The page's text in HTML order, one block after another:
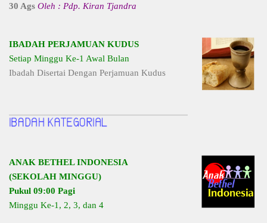
30 Ags Oleh : Pdp. Kiran Tjandra
IBADAH PERJAMUAN KUDUS
Setiap Minggu Ke-1 Awal Bulan
Ibadah Disertai Dengan Perjamuan Kudus
ANAK BETHEL INDONESIA
(SEKOLAH MINGGU)
Pukul 09:00 Pagi
Minggu Ke-1, 2, 3, dan 4